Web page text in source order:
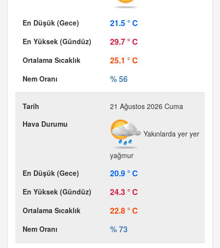
21.5 ° C
29.7 ° C
25.1 ° C
% 56
21 Ağustos 2026 Cuma
Yakınlarda yer yer
yağmur
20.9 ° C
24.3 ° C
22.8 ° C
% 73